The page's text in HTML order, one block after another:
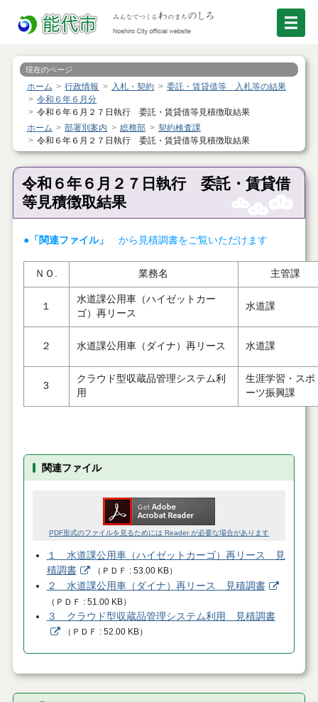
現在のページ
ホーム 行政情報 入札・契約
委託・賃貸借等 入札等の結果
令和６年６月分
令和６年６月２７日執行 委託・賃貸借等見積徴取結果
ホーム
部署別案内 総務部
契約検査課
令和６年６月２７日執行 委託・賃貸借等見積徴取結果
令和６年６月２７日執行 委託・賃貸借
等見積徴取結果
●「関連ファイル」 から見積調書をご覧いただけます
ＮＯ. 業務名 主管課
１
水道課公用車（ハイゼットカー
ゴ）再リース
水道課
２ 水道課公用車（ダイナ）再リース 水道課
3
クラウド型収蔵品管理システム利
用
生涯学習・スポ
ーツ振興課
関連ファイル
PDF形式のファイルを見るためには Reader が必要な場合があります
１ 水道課公用車（ハイゼットカーゴ）再リース 見
積調書
（ ＰＤＦ 53.00 KB）
２ 水道課公用車（ダイナ）再リース 見積調書
（ ＰＤＦ 51.00 KB）
３ クラウド型収蔵品管理システム利用 見積調書
（ ＰＤＦ 52.00 KB）